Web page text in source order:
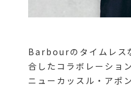
Barbourのタイムレス
合したコラボレーショ
ニューカッスル・アポ